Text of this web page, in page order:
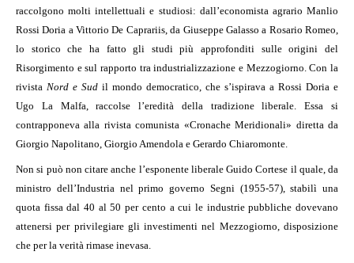
raccolgono molti intellettuali e studiosi: dall’economista agrario Manlio
Rossi Doria a Vittorio De Caprariis, da Giuseppe Galasso a Rosario Romeo,
lo storico che ha fatto gli studi più approfonditi sulle origini del
Risorgimento e sul rapporto tra industrializzazione e Mezzogiorno. Con la
rivista Nord e Sud il mondo democratico, che s’ispirava a Rossi Doria e
Ugo La Malfa, raccolse l’eredità della tradizione liberale. Essa si
contrapponeva alla rivista comunista «Cronache Meridionali» diretta da
Giorgio Napolitano, Giorgio Amendola e Gerardo Chiaromonte.
Non si può non citare anche l’esponente liberale Guido Cortese il quale, da
ministro dell’Industria nel primo governo Segni (1955-57), stabilì una
quota fissa dal 40 al 50 per cento a cui le industrie pubbliche dovevano
attenersi per privilegiare gli investimenti nel Mezzogiorno, disposizione
che per la verità rimase inevasa.